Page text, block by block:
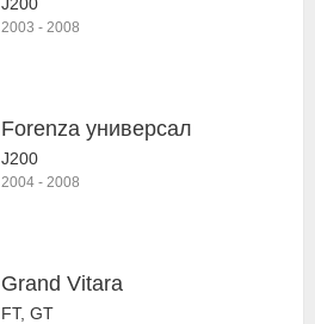
2003 - 2008
Forenza универсал
J200
2004 - 2008
Grand Vitara
FT, GT